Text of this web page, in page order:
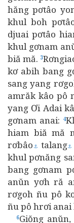
hăng pơtâo
khul boh
djuai pơtâo
khul gơnam
biă mă. 3
kơ abih bang
sang yang
amrăk kâo pô
yang Ơi Adai
gơnam anai: 4
hiam biă mă
rơbâo ⚓ talang⚓
khul pơnăng
bang gơnam
anŭn yơh ră
rơgoh ñu pô
ñu pô hrơi anai
6Giŏng